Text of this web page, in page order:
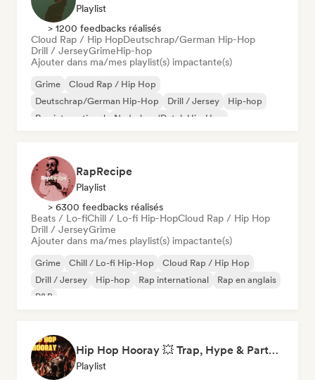
Playlist
> 1200 feedbacks réalisés
Cloud Rap / Hip HopDeutschrap/German Hip-Hop
Drill / JerseyGrimeHip-hop
Ajouter dans ma/mes playlist(s) impactante(s)
Grime
Cloud Rap / Hip Hop
Deutschrap/German Hip-Hop
Drill / Jersey
Hip-hop
Rap international
Nederhop/Dutch Hip-Hop
RapRecipe
Playlist
> 6300 feedbacks réalisés
Beats / Lo-fiChill / Lo-fi Hip-HopCloud Rap / Hip Hop
Drill / JerseyGrime
Ajouter dans ma/mes playlist(s) impactante(s)
Grime Chill / Lo-fi Hip-Hop
Cloud Rap / Hip Hop
Drill / Jersey
Hip-hop Rap international
Rap en anglais
R&B
Hip Hop Hooray 💥 Trap, Hype & Party Rap Bangers
Playlist